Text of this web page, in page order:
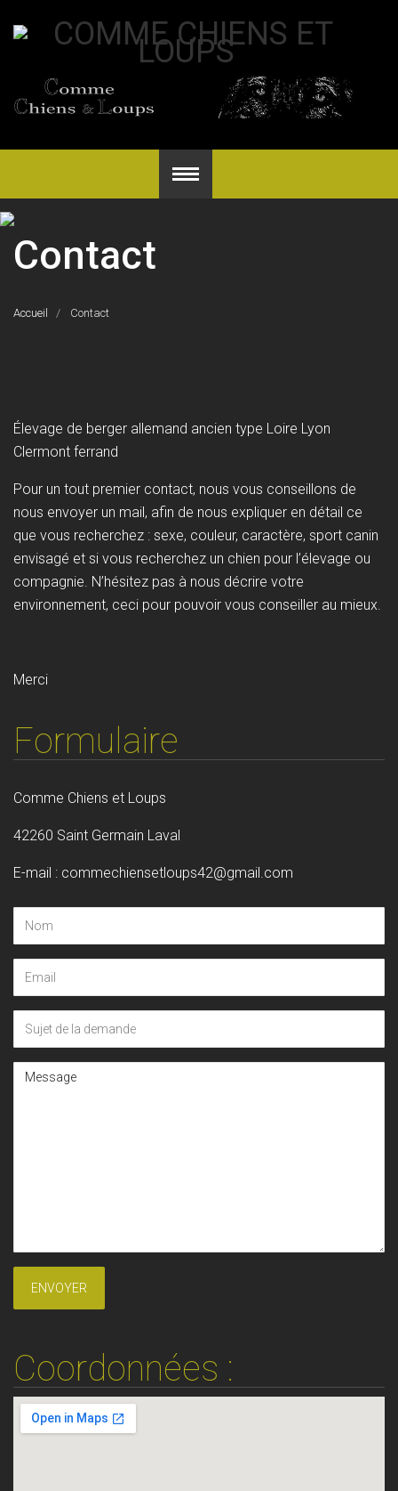
Contact
Accueil Contact
Élevage de berger allemand ancien type Loire Lyon
Clermont ferrand
Pour un tout premier contact, nous vous conseillons de
nous envoyer un mail, afin de nous expliquer en détail ce
que vous recherchez : sexe, couleur, caractère, sport canin
envisagé et si vous recherchez un chien pour l’élevage ou
compagnie. N’hésitez pas à nous décrire votre
environnement, ceci pour pouvoir vous conseiller au mieux.
Merci
Formulaire
Comme Chiens et Loups
42260 Saint Germain Laval
E-mail : commechiensetloups42@gmail.com
Coordonnées :